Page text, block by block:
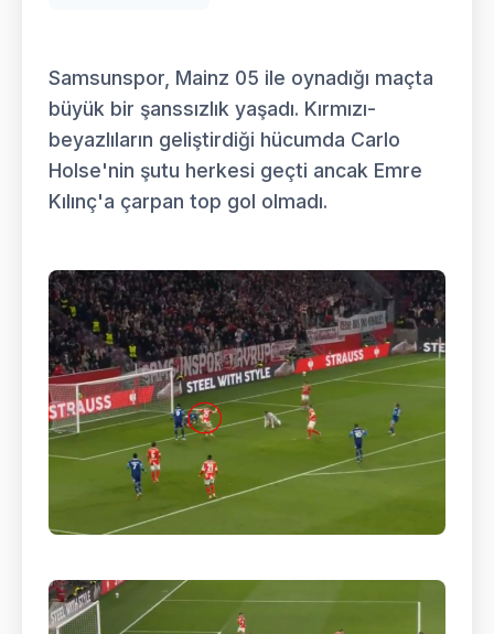
Samsunspor, Mainz 05 ile oynadığı maçta
büyük bir şanssızlık yaşadı. Kırmızı-
beyazlıların geliştirdiği hücumda Carlo
Holse'nin şutu herkesi geçti ancak Emre
Kılınç'a çarpan top gol olmadı.